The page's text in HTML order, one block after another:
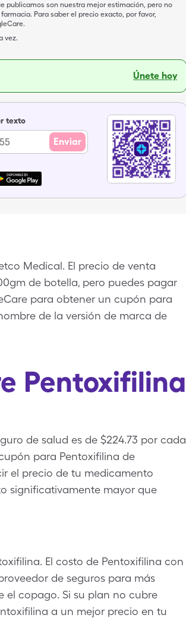
publicamos son nuestra mejor estimación, pero no
Para saber el precio exacto, por favor,
vez.
Únete hoy
texto
Enviar
Medical. El precio de venta
de botella, pero puedes pagar
para obtener un cupón para
de la versión de marca de
Pentoxifilina
de salud es de $224.73 por cada
para Pentoxifilina de
el precio de tu medicamento
significativamente mayor que
El costo de Pentoxifilina con
de seguros para más
el copago. Si su plan no cubre
a un mejor precio en tu